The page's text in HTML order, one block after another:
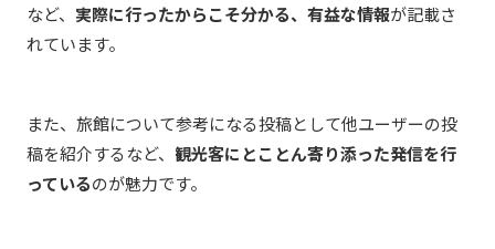
など、 実際に行ったからこそ分かる、有益な情報が記載さ
れています。
また、旅館について参考になる投稿として他ユーザーの投
稿を紹介するなど、 観光客にとことん寄り添った発信を行
っているのが魅力です。